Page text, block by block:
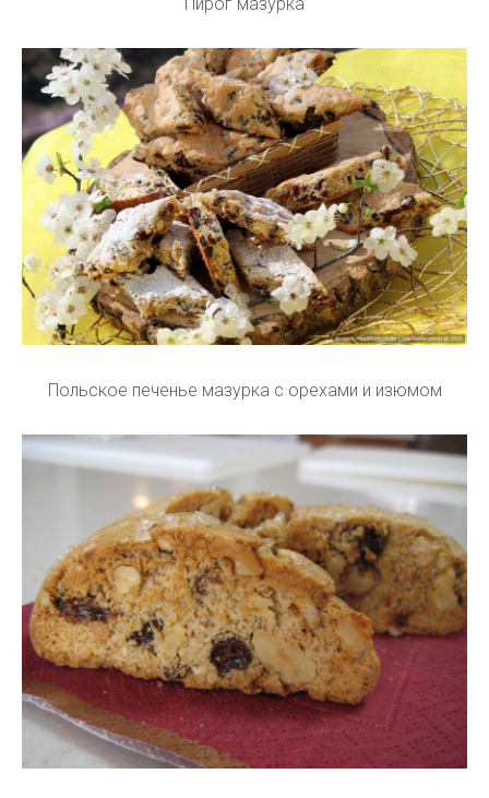
Польское печенье мазурка с орехами и изюмом